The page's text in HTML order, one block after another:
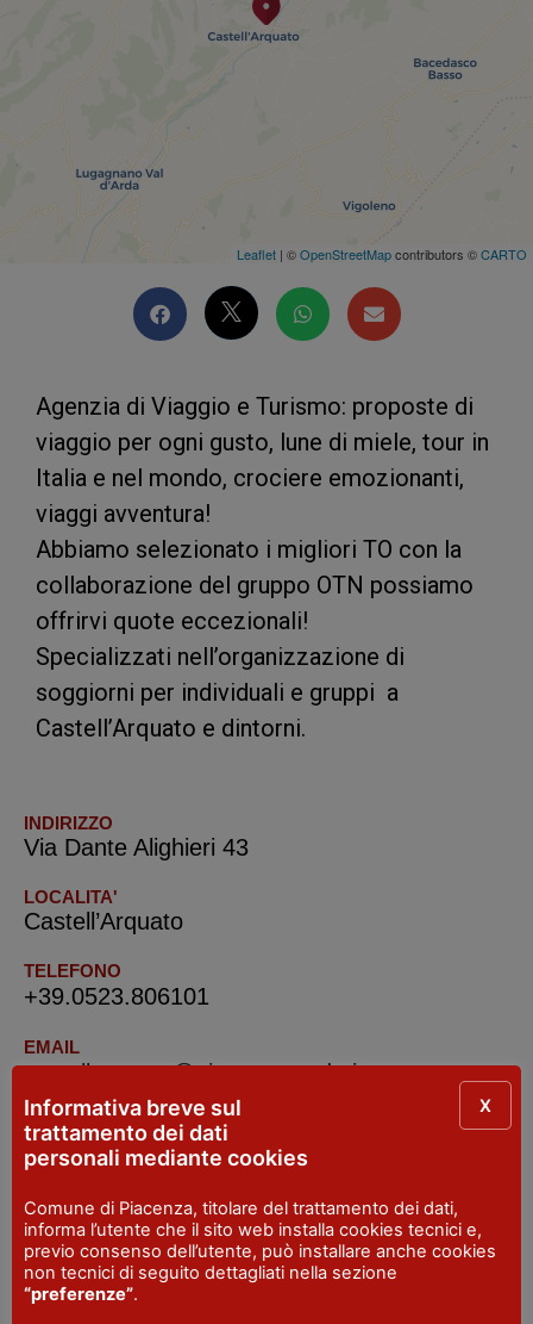
Leaflet | ©OpenStreetMapcontributors ©CARTO
Agenzia di Viaggio e Turismo: proposte di
viaggio per ogni gusto, lune di miele, tour in
Italia e nel mondo, crociere emozionanti,
viaggi avventura!
Abbiamo selezionato i migliori TO con la
collaborazione del gruppo OTN possiamo
offrirvi quote eccezionali!
Specializzati nell’organizzazione di
soggiorni per individuali e gruppi a
Castell’Arquato e dintorni.
INDIRIZZO
Via Dante Alighieri 43
LOCALITA'
Castell’Arquato
TELEFONO
+39.0523.806101
EMAIL
castellarquato@pianetamondo.it
FAX
+39.0523.803263
SITO WEB
www.pianetamondocastellarquato.com/
IAT R Castell’Arquato e Val d’Arda
Informativa breve sul
trattamento dei dati
personali mediante cookies
Comune di Piacenza, titolare del trattamento dei dati,
informa l’utente che il sito web installa cookies tecnici e,
previo consenso dell’utente, può installare anche cookies
non tecnici di seguito dettagliati nella sezione
“preferenze”.
X